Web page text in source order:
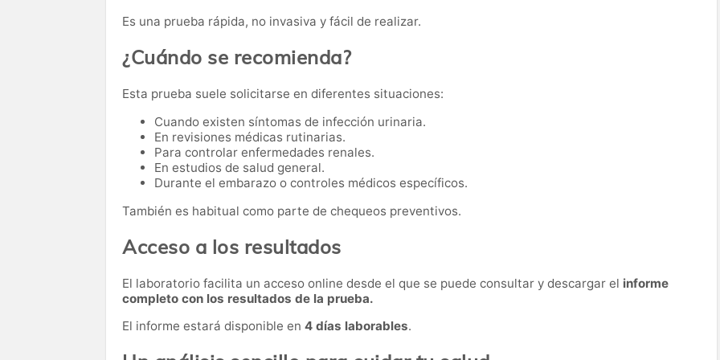
Es una prueba rápida, no invasiva y fácil de realizar.
¿Cuándo se recomienda?
Esta prueba suele solicitarse en diferentes situaciones:
Cuando existen síntomas de infección urinaria.
En revisiones médicas rutinarias.
Para controlar enfermedades renales.
En estudios de salud general.
Durante el embarazo o controles médicos específicos.
También es habitual como parte de chequeos preventivos.
Acceso a los resultados
El laboratorio facilita un acceso online desde el que se puede consultar y descargar el informe
completo con los resultados de la prueba.
El informe estará disponible en 4 días laborables.